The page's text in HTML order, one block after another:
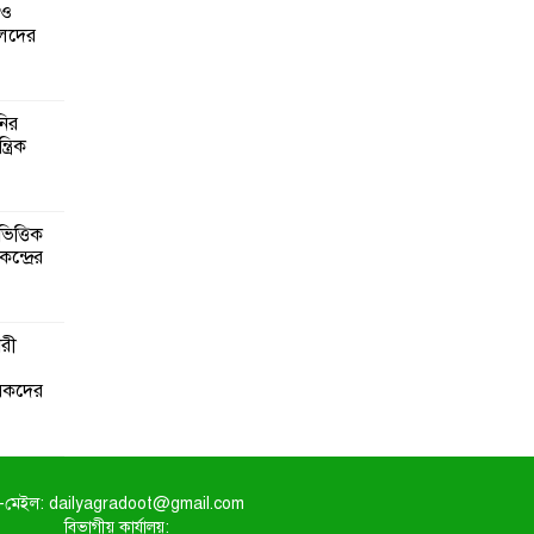
মেইল: dailyagradoot@gmail.com
বিভাগীয় কার্যালয়: